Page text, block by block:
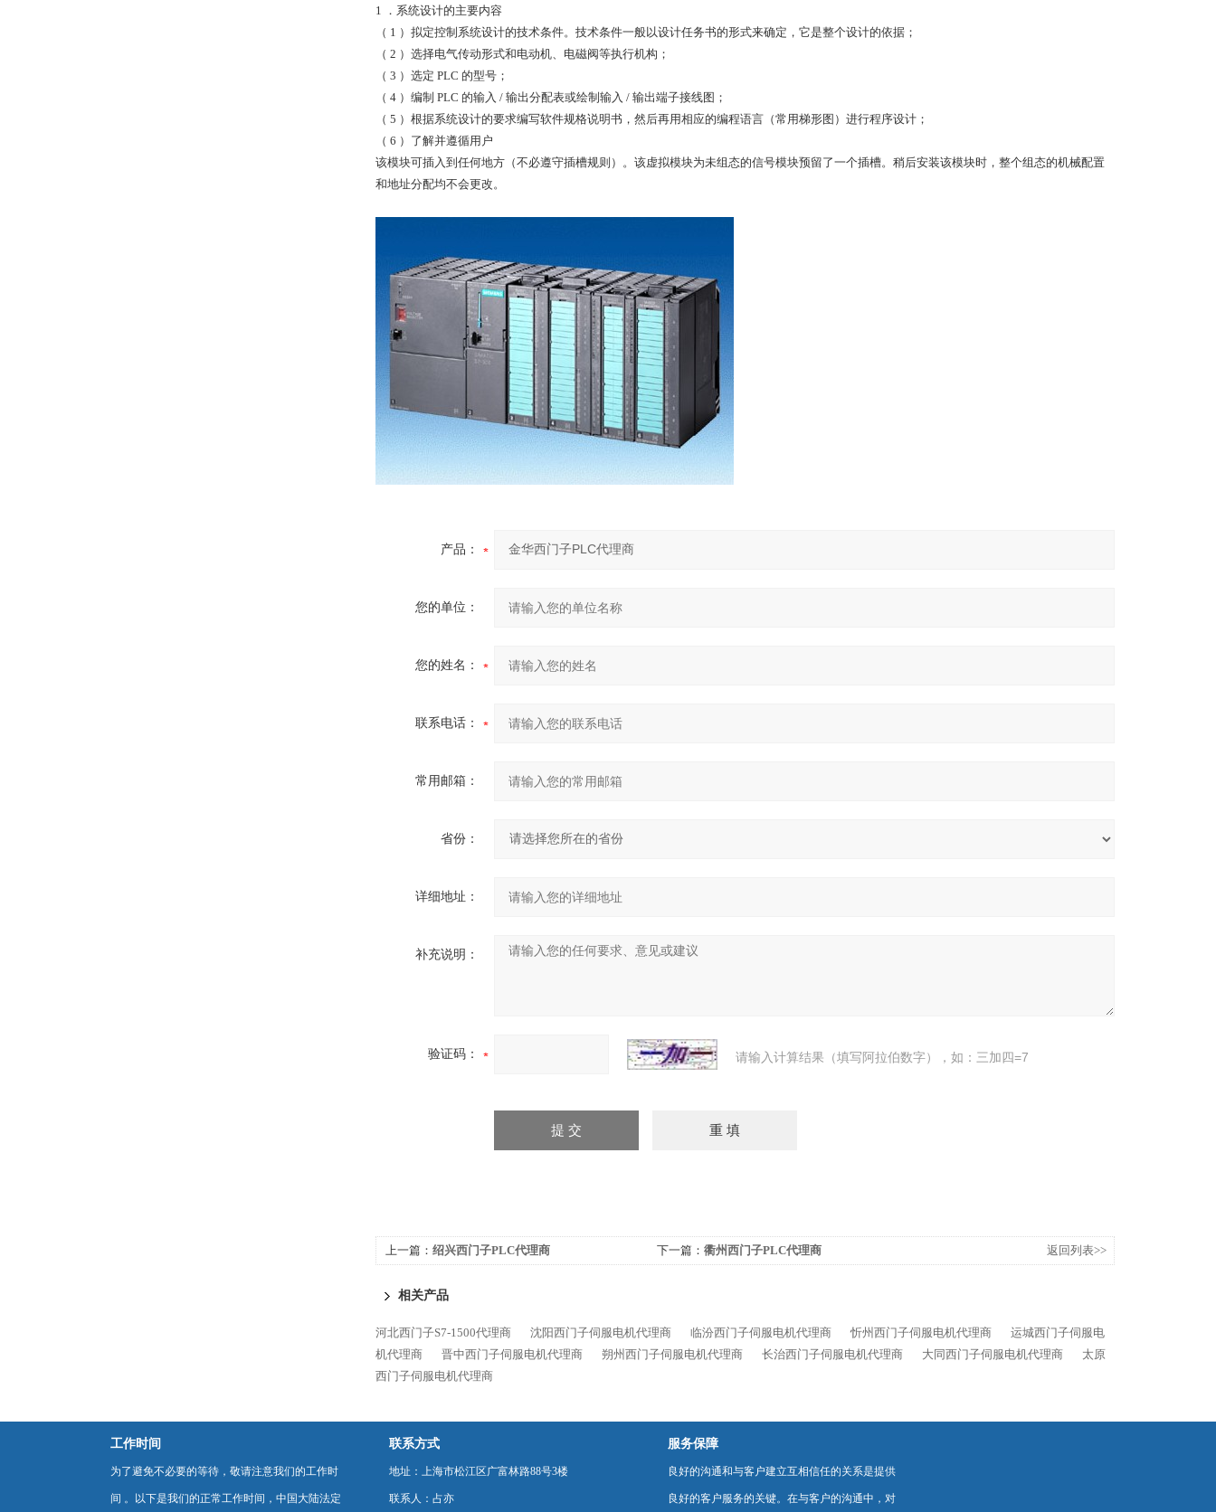
1 ．系统设计的主要内容
（ 1 ）拟定控制系统设计的技术条件。技术条件一般以设计任务书的形式来确定，它是整个设计的依据；
（ 2 ）选择电气传动形式和电动机、电磁阀等执行机构；
（ 3 ）选定 PLC 的型号；
（ 4 ）编制 PLC 的输入 / 输出分配表或绘制输入 / 输出端子接线图；
（ 5 ）根据系统设计的要求编写软件规格说明书，然后再用相应的编程语言（常用梯形图）进行程序设计；
（ 6 ）了解并遵循用户
该模块可插入到任何地方（不必遵守插槽规则）。该虚拟模块为未组态的信号模块预留了一个插槽。稍后安装该模块时，整个组态的机械配置
和地址分配均不会更改。
产品：
您的单位：
您的姓名：
联系电话：
常用邮箱：
省份：
详细地址：
补充说明：
验证码： 请输入计算结果（填写阿拉伯数字），如：三加四=7
上一篇： 绍兴西门子PLC代理商 下一篇： 衢州西门子PLC代理商 返回列表>>
相关产品
河北西门子S7-1500代理商 沈阳西门子伺服电机代理商 临汾西门子伺服电机代理商 忻州西门子伺服电机代理商
运城西门子伺服电
机代理商
晋中西门子伺服电机代理商 朔州西门子伺服电机代理商 长治西门子伺服电机代理商 大同西门子伺服电机代理商
太原
西门子伺服电机代理商
工作时间
为了避免不必要的等待，敬请注意我们的工作时
间 。以下是我们的正常工作时间，中国大陆法定
联系方式
地址：上海市松江区广富林路88号3楼
联系人：占亦
服务保障
良好的沟通和与客户建立互相信任的关系是提供
良好的客户服务的关键。在与客户的沟通中，对